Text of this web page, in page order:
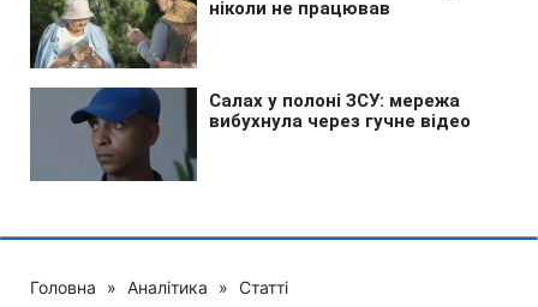
Головна » Аналітика » Статті